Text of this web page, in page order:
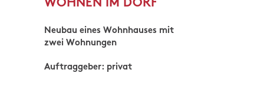
WOHNEN IM DORF
Neubau eines Wohnhauses mit
zwei Wohnungen
Auftraggeber: privat